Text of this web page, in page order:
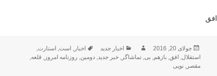
افق
ارسال
شده
در
جولای 20, 2016 نویسندهدسته‌ها
اخبار جدید برچسب‌ها
اخبار, است, استارت,
استقلال, افق,بازهم,بی,تماشاگر,خبر جدید,دومین, روزنامه امروز, قلعه,
مقصر,نویی